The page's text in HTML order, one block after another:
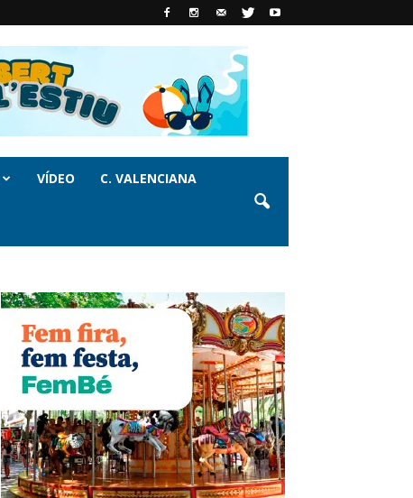
VÍDEO C. VALENCIANA